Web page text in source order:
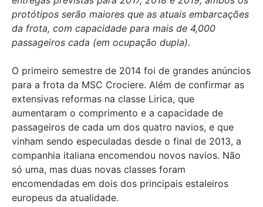
protótipos serão maiores que as atuais embarcações
da frota, com capacidade para mais de 4,000
passageiros cada (em ocupação dupla).
O primeiro semestre de 2014 foi de grandes anúncios
para a frota da MSC Crociere. Além de confirmar as
extensivas reformas na classe Lirica, que
aumentaram o comprimento e a capacidade de
passageiros de cada um dos quatro navios, e que
vinham sendo especuladas desde o final de 2013, a
companhia italiana encomendou novos navios. Não
só uma, mas duas novas classes foram
encomendadas em dois dos principais estaleiros
europeus da atualidade.